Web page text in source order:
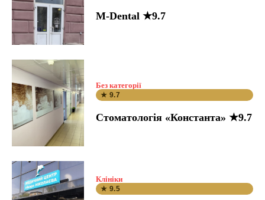
M-Dental ★9.7
Без категорії
★ 9.7
Стоматологія «Константа» ★9.7
Клініки
★ 9.5